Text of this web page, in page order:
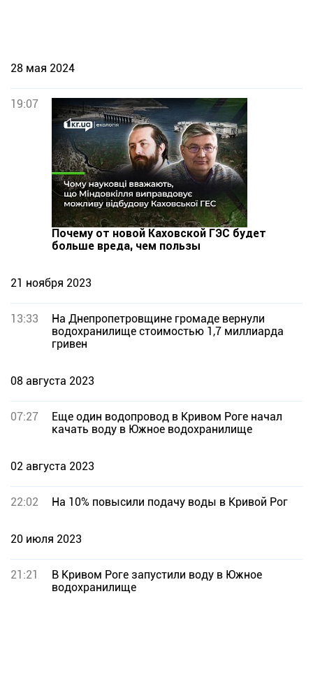
28 мая 2024
19:07
Почему от новой Каховской ГЭС будет
больше вреда, чем пользы
21 ноября 2023
13:33
На Днепропетровщине громаде вернули
водохранилище стоимостью 1,7 миллиарда
гривен
08 августа 2023
07:27
Еще один водопровод в Кривом Роге начал
качать воду в Южное водохранилище
02 августа 2023
22:02 На 10% повысили подачу воды в Кривой Рог
20 июля 2023
21:21
В Кривом Роге запустили воду в Южное
водохранилище